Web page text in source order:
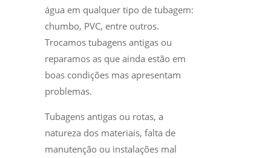
água em qualquer tipo de tubagem:
chumbo, PVC, entre outros.
Trocamos tubagens antigas ou
reparamos as que ainda estão em
boas condições mas apresentam
problemas.
Tubagens antigas ou rotas, a
natureza dos materiais, falta de
manutenção ou instalações mal